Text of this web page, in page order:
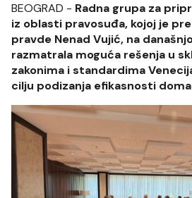
BEOGRAD - Radna grupa za
iz oblasti pravosuđa, kojoj je
pravde Nenad Vujić, na
razmatrala moguća rešenja u
zakonima i standardima
cilju podizanja efikasnosti